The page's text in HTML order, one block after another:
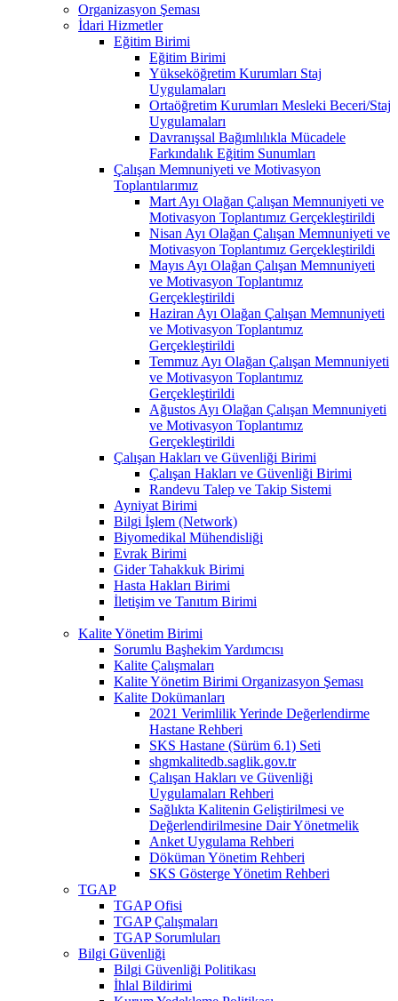
Organizasyon Şeması
İdari Hizmetler
Eğitim Birimi
Eğitim Birimi
Yükseköğretim Kurumları Staj
Uygulamaları
Ortaöğretim Kurumları Mesleki Beceri/Staj
Uygulamaları
Davranışsal Bağımlılıkla Mücadele
Farkındalık Eğitim Sunumları
Çalışan Memnuniyeti ve Motivasyon
Toplantılarımız
Mart Ayı Olağan Çalışan Memnuniyeti ve
Motivasyon Toplantımız Gerçekleştirildi
Nisan Ayı Olağan Çalışan Memnuniyeti ve
Motivasyon Toplantımız Gerçekleştirildi
Mayıs Ayı Olağan Çalışan Memnuniyeti
ve Motivasyon Toplantımız
Gerçekleştirildi
Haziran Ayı Olağan Çalışan Memnuniyeti
ve Motivasyon Toplantımız
Gerçekleştirildi
Temmuz Ayı Olağan Çalışan Memnuniyeti
ve Motivasyon Toplantımız
Gerçekleştirildi
Ağustos Ayı Olağan Çalışan Memnuniyeti
ve Motivasyon Toplantımız
Gerçekleştirildi
Çalışan Hakları ve Güvenliği Birimi
Çalışan Hakları ve Güvenliği Birimi
Randevu Talep ve Takip Sistemi
Ayniyat Birimi
Bilgi İşlem (Network)
Biyomedikal Mühendisliği
Evrak Birimi
Gider Tahakkuk Birimi
Hasta Hakları Birimi
İletişim ve Tanıtım Birimi
Kalite Yönetim Birimi
Sorumlu Başhekim Yardımcısı
Kalite Çalışmaları
Kalite Yönetim Birimi Organizasyon Şeması
Kalite Dokümanları
2021 Verimlilik Yerinde Değerlendirme
Hastane Rehberi
SKS Hastane (Sürüm 6.1) Seti
shgmkalitedb.saglik.gov.tr
Çalışan Hakları ve Güvenliği
Uygulamaları Rehberi
Sağlıkta Kalitenin Geliştirilmesi ve
Değerlendirilmesine Dair Yönetmelik
Anket Uygulama Rehberi
Döküman Yönetim Rehberi
SKS Gösterge Yönetim Rehberi
TGAP
TGAP Ofisi
TGAP Çalışmaları
TGAP Sorumluları
Bilgi Güvenliği
Bilgi Güvenliği Politikası
İhlal Bildirimi